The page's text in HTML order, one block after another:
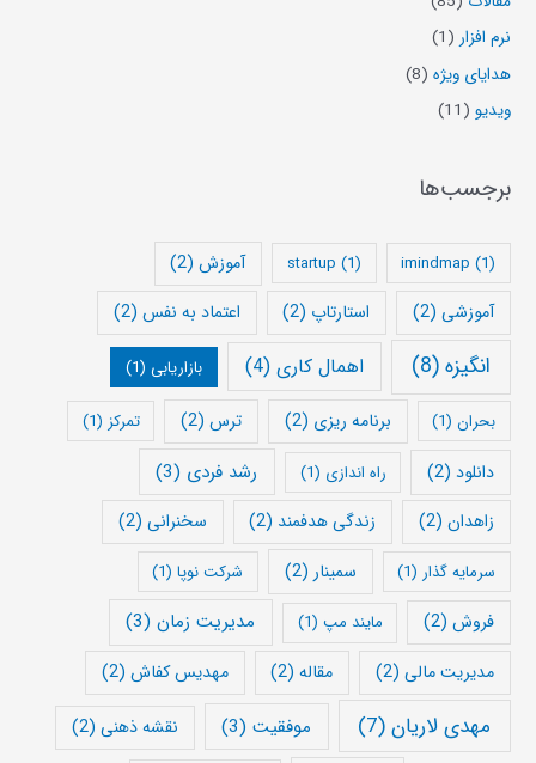
نرم افزار (1)
هدایای ویژه (8)
ویدیو (11)
برجسب‌ها
imindmap (1)
startup (1) آموزش(2)
آموزشی(2) استارتاپ (2) اعتماد به نفس (2)
انگیزه(8) اهمال کاری (4) بازاریابی (1)
بحران(1) برنامه ریزی (2) ترس(2) تمرکز (1)
دانلود(2) راه اندازی (1) رشد فردی (3)
زاهدان(2) زندگی هدفمند (2) سخنرانی (2)
سرمایه گذار (1) سمینار (2) شرکت نوپا(1)
فروش(2) مایند مپ (1) مدیریت زمان(3)
مدیریت مالی(2) مقاله(2) مهدیس کفاش (2)
مهدی لاریان(7) موفقیت(3) نقشه ذهنی (2)